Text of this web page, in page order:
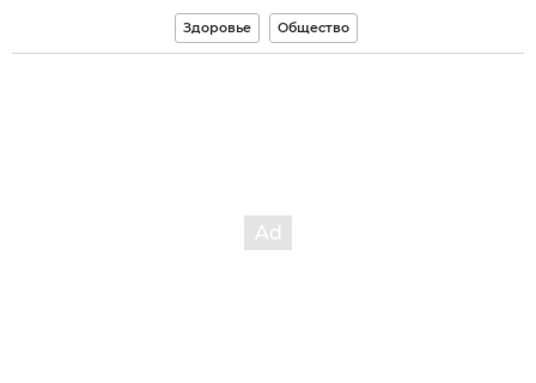
Здоровье Общество